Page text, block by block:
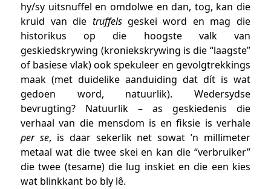
hy/sy uitsnuffel en omdolwe en dan, tog, kan die
kruid van die truffelsgeskei word en mag die
historikus op die hoogste valk van
geskiedskrywing (kroniekskrywing is die “laagste”
of basiese vlak) ook spekuleer en gevolgtrekkings
maak (met duidelike aanduiding dat dít is wat
gedoen word, natuurlik). Wedersydse
bevrugting? Natuurlik – as geskiedenis die
verhaal van die mensdom is en fiksie is verhale
per se, is daar sekerlik net sowat ’n millimeter
metaal wat die twee skei en kan die “verbruiker”
die twee (tesame) die lug inskiet en die een kies
wat blinkkant bo bly lê.